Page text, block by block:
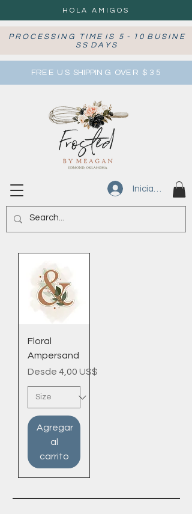
HOLA AMIGOS
P R O C E S S I N G T I M E I S 5 - 1 0 B U S I N E
S S D A Y S
FRE E U S SHIPPIN G OVE R $ 3 5
Iniciar sesión
Floral
Ampersand
Desde 4,00 US$
Precio de oferta
Agregar
al
carrito